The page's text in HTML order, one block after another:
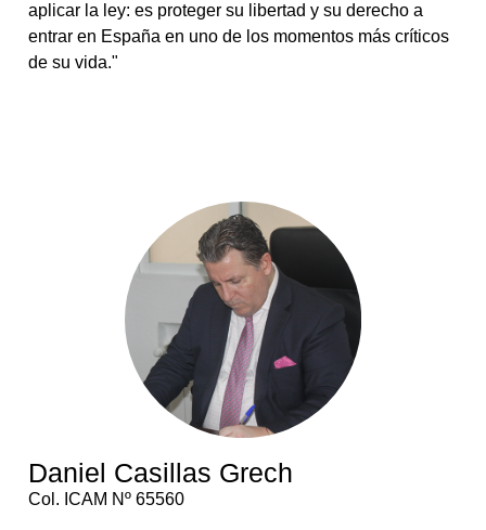
aplicar la ley: es proteger su libertad y su derecho a
entrar en España en uno de los momentos más críticos
de su vida."
Daniel Casillas Grech
Col. ICAM Nº 65560